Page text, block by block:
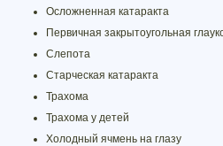
Осложненная катаракта
Первичная закрытоугольная
Слепота
Старческая катаракта
Трахома
Трахома у детей
Холодный ячмень на глазу